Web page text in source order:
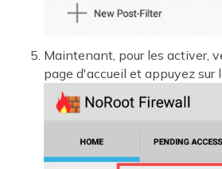
Maintenant, pour les activer,
page d'accueil et appuyez sur